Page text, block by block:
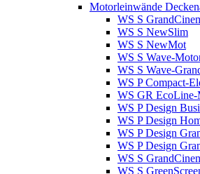
Motorleinwände
WS S
WS S NewSlim
WS S NewMot
WS S Wave-
WS S Wave-
WS P Compact-
WS GR EcoLine-
WS P Design
WS P Design
WS P Design
WS P Design
WS S
WS S